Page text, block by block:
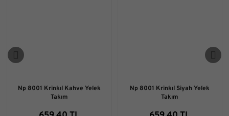
Np 8001 Krinkıl Kahve Yelek
Takım
Np 8001 Krinkıl Siyah Yelek
Takım